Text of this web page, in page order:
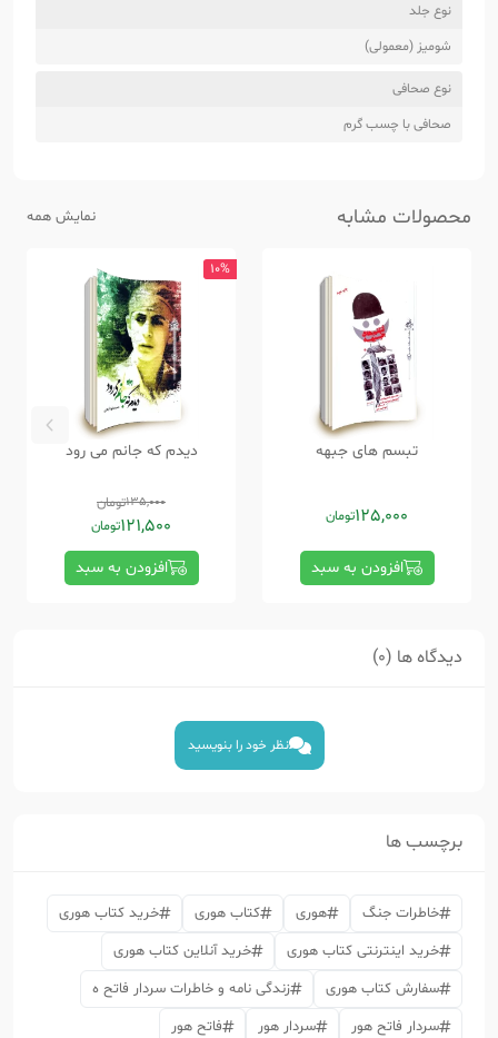
نوع جلد
شومیز (معمولی)
نوع صحافی
صحافی با چسب گرم
محصولات مشابه نمایش همه
تبسم های جبهه
125,000تومان
افزودن به سبد
10%
دیدم که جانم می رود
135,000تومان
121,500تومان
افزودن به سبد
دیدگاه ها (0)
نظر خود را بنویسید
برچسب ها
خاطرات جنگ هوری کتاب هوری
خرید کتاب هوری
خرید اینترنتی کتاب هوری
خرید آنلاین کتاب هوری
سفارش کتاب هوری
زندگی نامه و خاطرات سردار فاتح ه
سردار فاتح هور
سردار هور
فاتح هور